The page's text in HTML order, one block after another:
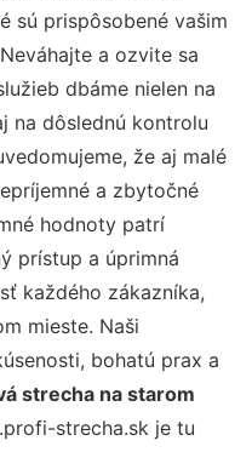
sú prispôsobené vašim
a ozvite sa
dbáme nielen na
na dôslednú kontrolu
že aj malé
a zbytočné
hodnoty patrí
prístup a úprimná
každého zákazníka,
mieste. Naši
bohatú prax a
strecha na starom
strecha.sk je tu